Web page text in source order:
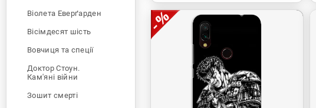
Віолета Еверґарден
Вісімдесят шість
Вовчиця та спеції
Доктор Стоун.
Кам'яні війни
Зошит смерті